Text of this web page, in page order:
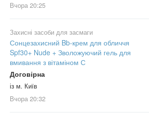
Вчора 20:25
Захисні засоби для засмаги
Сонцезахисний Bb-крем для обличчя
Spf30+ Nude + Зволожуючий гель для
вмивання з вітаміном С
Договірна
із м. Київ
Вчора 20:32